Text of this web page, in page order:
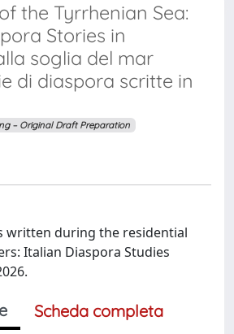
the Tyrrhenian Sea:
Stories in
soglia del mar
di diaspora scritte in
– Original Draft Preparation
written during the residential
Italian Diaspora Studies
Scheda completa